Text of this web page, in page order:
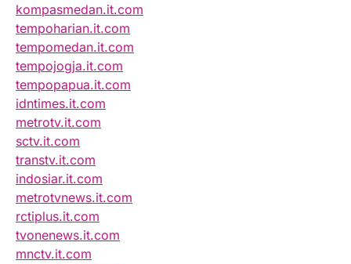
kompasmedan.it.com
tempoharian.it.com
tempomedan.it.com
tempojogja.it.com
tempopapua.it.com
idntimes.it.com
metrotv.it.com
sctv.it.com
transtv.it.com
indosiar.it.com
metrotvnews.it.com
rctiplus.it.com
tvonenews.it.com
mnctv.it.com